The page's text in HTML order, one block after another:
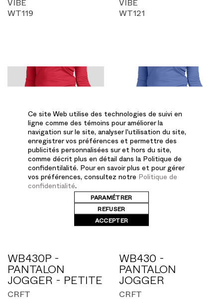
VIBE
WT119
VIBE
WT121
WB430P -
PANTALON
JOGGER - PETITE
CRFT
WB430 -
PANTALON
JOGGER
CRFT
Ce site Web utilise des technologies de suivi en
ligne comme des témoins pour améliorer la
navigation sur le site, analyser l'utilisation du site,
enregistrer vos préférences et permettre des
publicités personnalisées sur et hors du site,
comme décrit plus en détail dans la Politique de
confidentilalité. Pour en savoir plus et pour gérer
vos préférences, consultez notre Politique de
confidentialité
PARAMÉTRER
REFUSER
ACCEPTER